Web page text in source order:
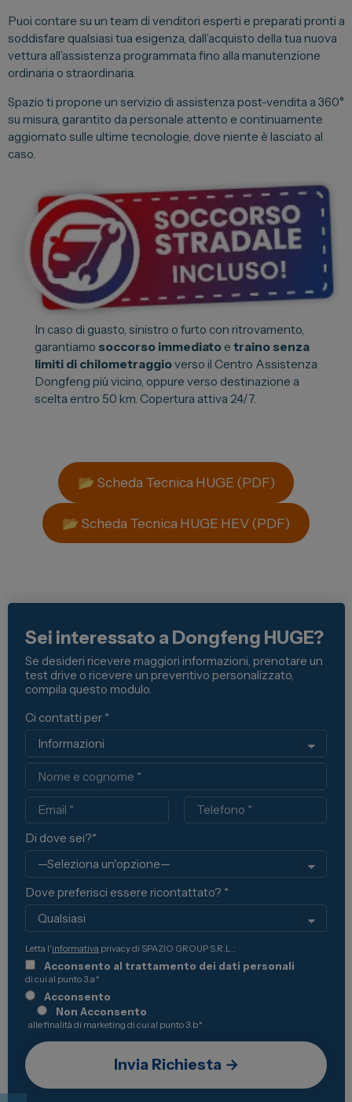
Sedi e Recapiti
News ed Eventi
Spazio Campus
Servizio Clienti
011 22 51 711
Telefono Officina
011 22 51 737
Email
spazio@spaziogroup.com
Puoi contare su un team di venditori esperti e preparati pronti a
soddisfare qualsiasi tua esigenza, dall’acquisto della tua nuova
vettura all’assistenza programmata fino alla manutenzione
ordinaria o straordinaria.
Spazio ti propone un servizio di assistenza post-vendita a 360°
su misura, garantito da personale attento e continuamente
aggiornato sulle ultime tecnologie, dove niente è lasciato al
caso.
In caso di guasto, sinistro o furto con ritrovamento,
garantiamo soccorso immediatoe traino senza
limiti di chilometraggioverso il Centro Assistenza
Dongfeng più vicino, oppure verso destinazione a
scelta entro 50 km. Copertura attiva 24/7.
📂 Scheda Tecnica HUGE (PDF)
📂 Scheda Tecnica HUGE HEV (PDF)
Sei interessato a Dongfeng HUGE?
Se desideri ricevere maggiori informazioni, prenotare un
test drive o ricevere un preventivo personalizzato,
compila questo modulo.
Ci contatti per *
Nome
Email Telefono
Di dove sei?*
Dove preferisci essere ricontattato? *
Letta l'informativa privacy di SPAZIO GROUP S.R.L.:
Acconsento al trattamento dei dati personali
di cui al punto 3.a*
Acconsento
Non Acconsento
alle finalità di marketing di cui al punto 3.b*